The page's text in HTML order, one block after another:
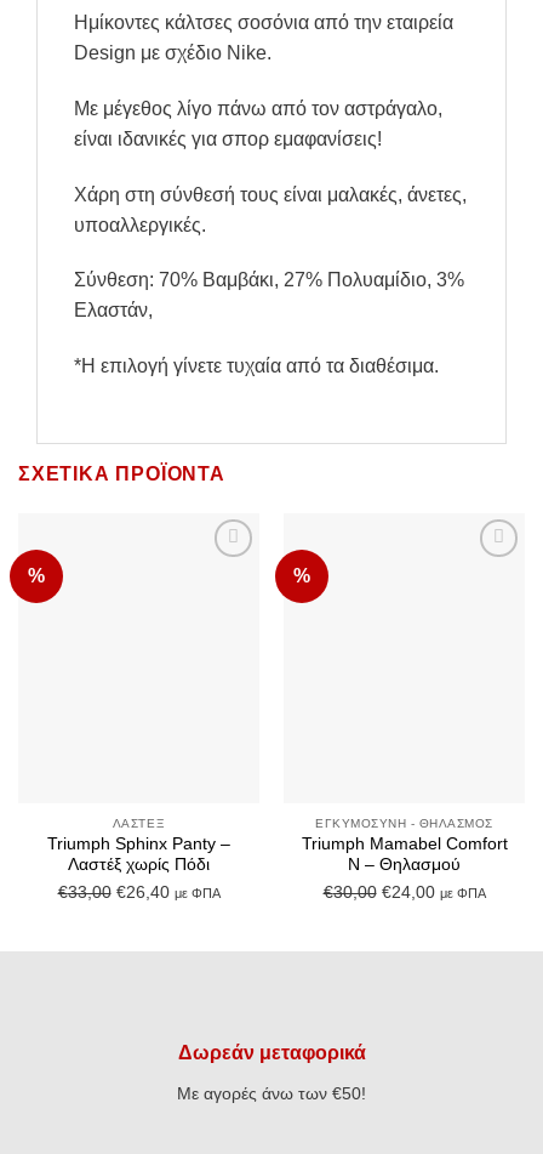
Ημίκοντες κάλτσες σοσόνια από την εταιρεία
Design με σχέδιο Nike.
Με μέγεθος λίγο πάνω από τον αστράγαλο,
είναι ιδανικές για σπορ εμαφανίσεις!
Χάρη στη σύνθεσή τους είναι μαλακές, άνετες,
υποαλλεργικές.
Σύνθεση: 70% Βαμβάκι, 27% Πολυαμίδιο, 3%
Ελαστάν,
*Η επιλογή γίνετε τυχαία από τα διαθέσιμα.
ΣΧΕΤΙΚΆ ΠΡΟΪΌΝΤΑ
%
ΛΑΣΤΈΞ
Triumph Sphinx Panty –
Λαστέξ χωρίς Πόδι
€33,00 Original
€26,40Ημε ΦΠΑ
%
ΕΓΚΥΜΟΣΎΝΗ - ΘΗΛΑΣΜΌΣ
Triumph Mamabel Comfort
N – Θηλασμού
€30,00 Original
€24,00Ημε ΦΠΑ
Δωρεάν μεταφορικά
Με αγορές άνω των €50!